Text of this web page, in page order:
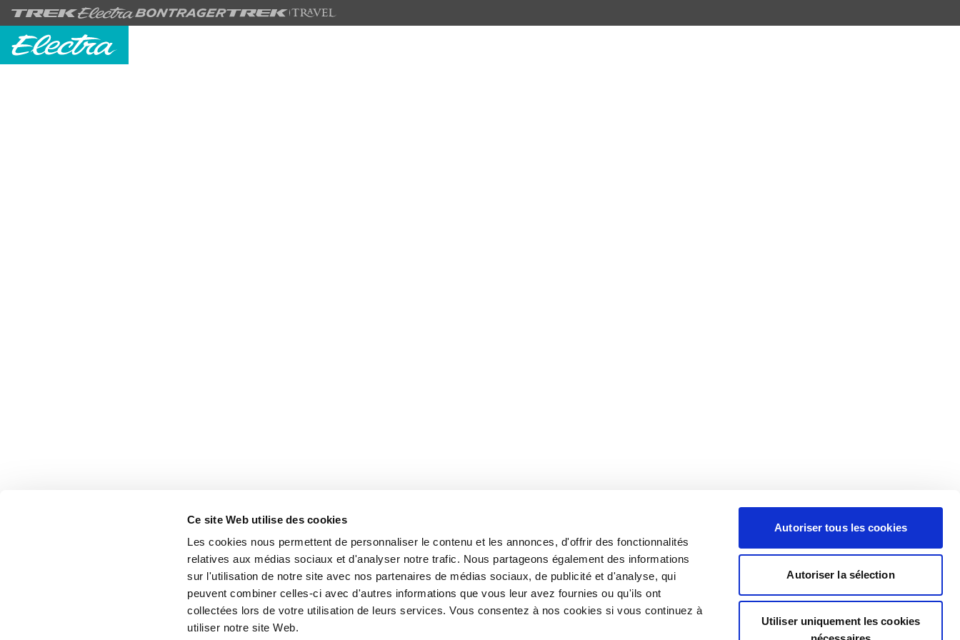
Ce site Web utilise des cookies
Les cookies nous permettent de personnaliser le contenu et les annonces, d'offrir des fonctionnalités
relatives aux médias sociaux et d'analyser notre trafic. Nous partageons également des informations
sur l'utilisation de notre site avec nos partenaires de médias sociaux, de publicité et d'analyse, qui
peuvent combiner celles-ci avec d'autres informations que vous leur avez fournies ou qu'ils ont
collectées lors de votre utilisation de leurs services. Vous consentez à nos cookies si vous continuez à
utiliser notre site Web.
Autoriser tous les cookies
Autoriser la sélection
Utiliser uniquement les cookies